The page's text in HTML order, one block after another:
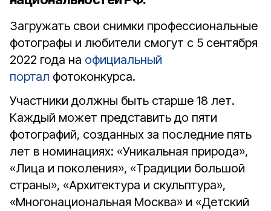
Загружать свои снимки профессиональные
фотографы и любители смогут с 5 сентября
2022 года на официальный
портал фотоконкурса.
Участники должны быть старше 18 лет.
Каждый может представить до пяти
фотографий, созданных за последние пять
лет в номинациях: «Уникальная природа»,
«Лица и поколения», «Традиции большой
страны», «Архитектура и скульптура»,
«Многонациональная Москва» и «Детский